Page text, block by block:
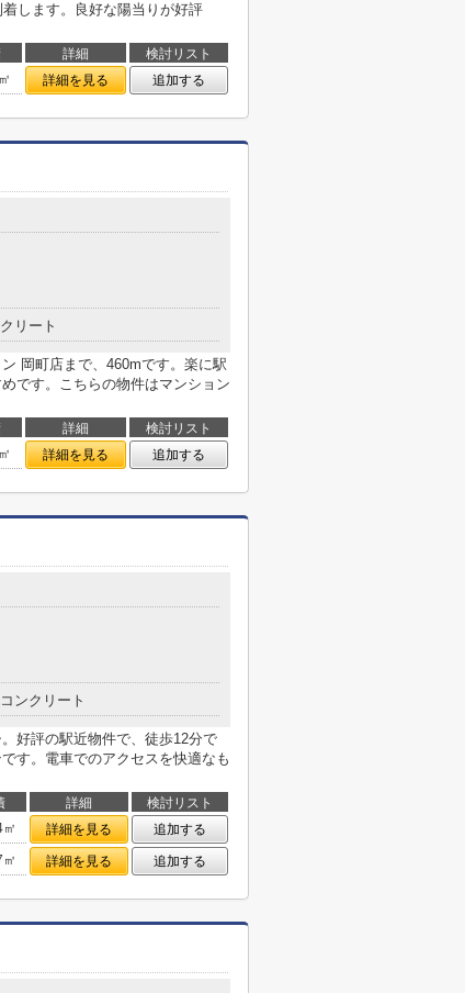
します。良好な陽当りが好評
詳細
検討リスト
詳細を見る 追加する
リート
岡町店まで、460mです。楽に駅
です。こちらの物件はマンション
詳細
検討リスト
詳細を見る 追加する
ンクリート
好評の駅近物件で、徒歩12分で
す。電車でのアクセスを快適なも
詳細
検討リスト
詳細を見る
追加する
詳細を見る 追加する